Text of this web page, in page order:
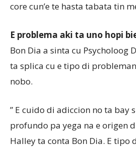
core cun’e te hasta tabata tin
E problema aki ta uno hopi
Bon Dia a sinta cu Psycholoog
ta splica cu e tipo di
nobo.
” E cuido di adiccion no ta bay
profundo pa yega na e origen
Halley ta conta Bon Dia. E tipo